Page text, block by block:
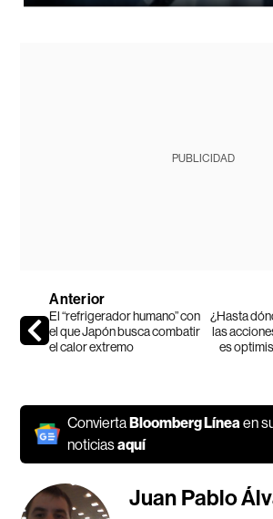
PUBLICIDAD
Anterior
El “refrigerador humano” con
el que Japón busca combatir
el calor extremo
¿Hasta
las
es
ConviertaBloomberg Línea en
noticiasaquí
Juan Pablo